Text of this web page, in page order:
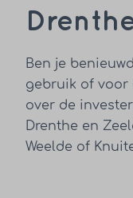
Ben je
gebruik of voor
over de
Drenthe en
Weelde of